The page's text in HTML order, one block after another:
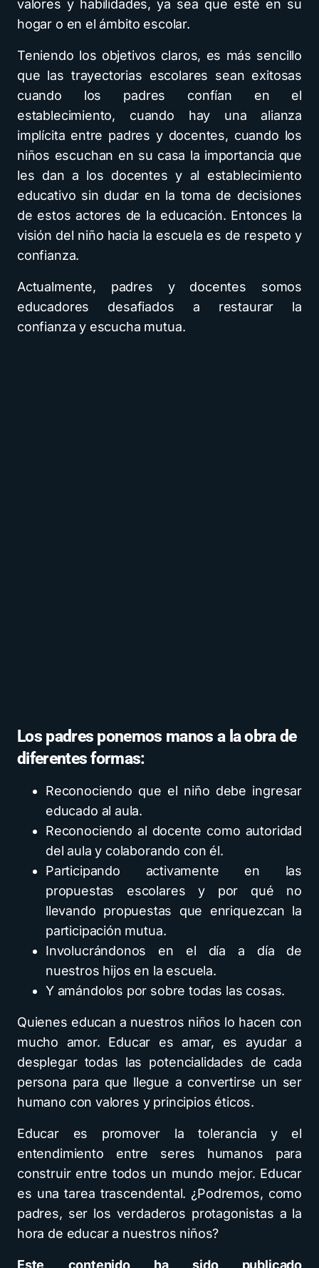
valores y habilidades, ya sea que esté en su
hogar o en el ámbito escolar.
Teniendo los objetivos claros, es más sencillo
que las trayectorias escolares sean exitosas
cuando los padres confían en el
establecimiento, cuando hay una alianza
implícita entre padres y docentes, cuando los
niños escuchan en su casa la importancia que
les dan a los docentes y al establecimiento
educativo sin dudar en la toma de decisiones
de estos actores de la educación. Entonces la
visión del niño hacia la escuela es de respeto y
confianza.
Actualmente, padres y docentes somos
educadores desafiados a restaurar la
confianza y escucha mutua.
Los padres ponemos manos a la obra de
diferentes formas:
Reconociendo que el niño debe ingresar
educado al aula.
Reconociendo al docente como autoridad
del aula y colaborando con él.
Participando activamente en las
propuestas escolares y por qué no
llevando propuestas que enriquezcan la
participación mutua.
Involucrándonos en el día a día de
nuestros hijos en la escuela.
Y amándolos por sobre todas las cosas.
Quienes educan a nuestros niños lo hacen con
mucho amor. Educar es amar, es ayudar a
desplegar todas las potencialidades de cada
persona para que llegue a convertirse un ser
humano con valores y principios éticos.
Educar es promover la tolerancia y el
entendimiento entre seres humanos para
construir entre todos un mundo mejor. Educar
es una tarea trascendental. ¿Podremos, como
padres, ser los verdaderos protagonistas a la
hora de educar a nuestros niños?